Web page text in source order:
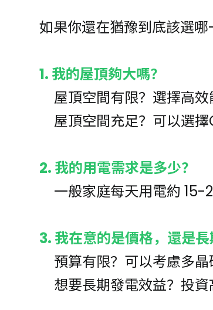
如果你還在猶豫到底該選哪
1. 我的屋頂夠大嗎？
屋頂空間有限？選擇高效
屋頂空間充足？可以選擇
2. 我的用電需求是多少？
一般家庭每天用電約 15-
3. 我在意的是價格，還是長
預算有限？可以考慮多晶
想要長期發電效益？投資